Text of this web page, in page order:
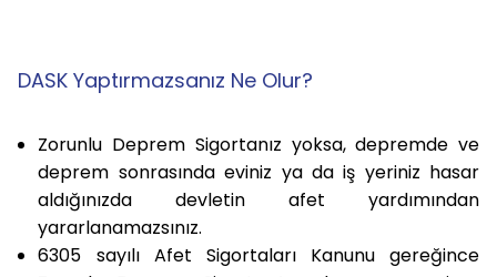
DASK Yaptırmazsanız Ne Olur?
Zorunlu Deprem Sigortanız yoksa, depremde ve
deprem sonrasında eviniz ya da iş yeriniz hasar
aldığınızda devletin afet yardımından
yararlanamazsınız.
6305 sayılı Afet Sigortaları Kanunu gereğince